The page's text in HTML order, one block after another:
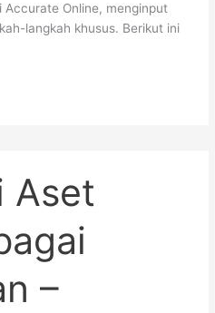
Online, menginput
langkah khusus. Berikut ini
Aset
–